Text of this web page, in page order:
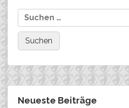
Neueste Beiträge